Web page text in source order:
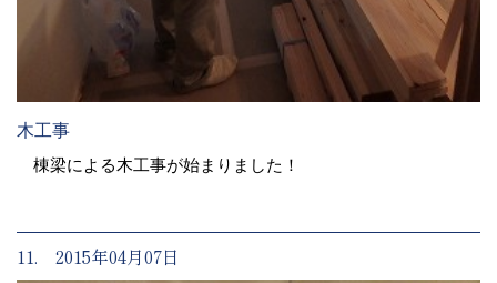
木工事
棟梁による木工事が始まりました！
11. 2015年04月07日